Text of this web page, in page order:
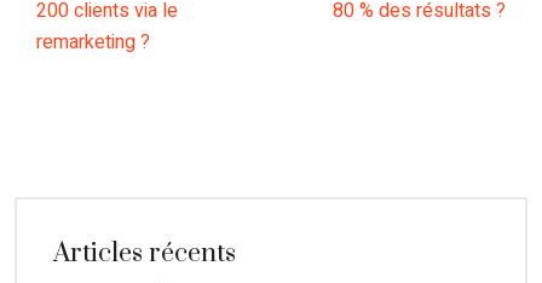
200 clients via le
remarketing ?
80 % des résultats ?
Articles récents